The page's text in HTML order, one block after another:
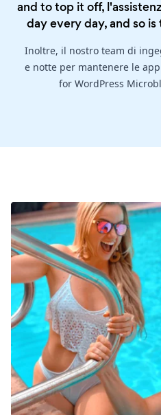
and to top it off,
day every day, and so is
Inoltre, il nostro team di
e notte per mantenere le
for WordPress